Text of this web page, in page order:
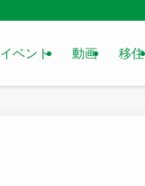
イベント 動画 移住